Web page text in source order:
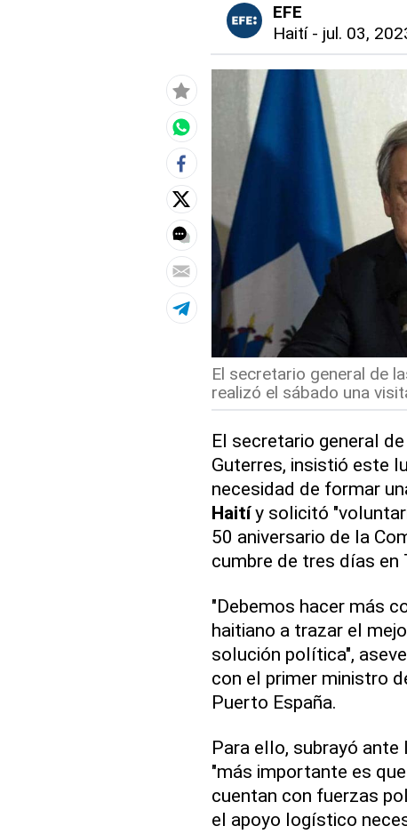
EFE
Haití- jul. 03,
El secretario general de
realizó el sábado una
El secretario general
Guterres, insistió este
necesidad de formar
Haitíy solicitó
50 aniversario de la
cumbre de tres días en
"Debemos hacer más
haitiano a trazar el
solución política",
con el primer ministro
Puerto España.
Para ello, subrayó
"más importante es
cuentan con fuerzas
el apoyo logístico